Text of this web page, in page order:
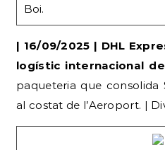
Boi.
| 16/09/2025 | DHL
logístic internacional
paqueteria que
al costat de l’Aeroport. |